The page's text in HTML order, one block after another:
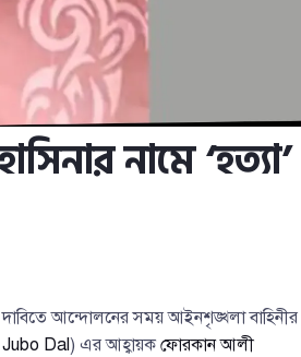
নামে ‘হত্যা’
আন্দোলনের সময় আইনশৃঙ্খলা বাহিনীর
Dal) এর আহ্বায়ক ফোরকান আলী